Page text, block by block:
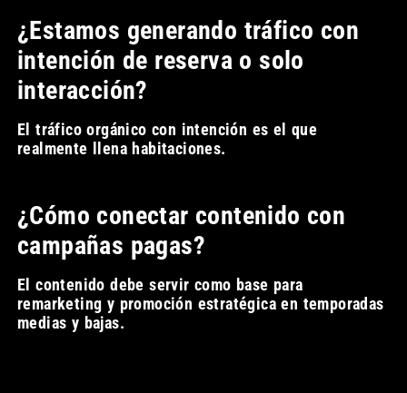
¿Estamos generando tráfico con
intención de reserva o solo
interacción?
El tráfico orgánico con intención es el que
realmente llena habitaciones.
¿Cómo conectar contenido con
campañas pagas?
El contenido debe servir como base para
remarketing y promoción estratégica en temporadas
medias y bajas.